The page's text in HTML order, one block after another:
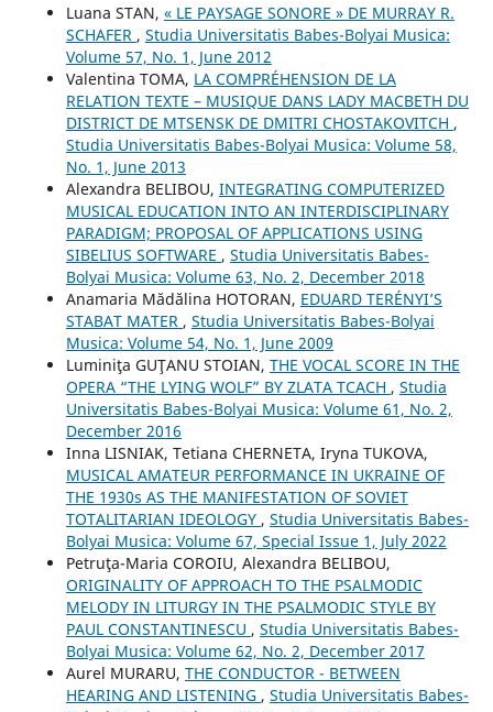
Luana STAN, « LE PAYSAGE SONORE » DE MURRAY R.
SCHAFER , Studia Universitatis Babes-Bolyai Musica:
Volume 57, No. 1, June 2012
Valentina TOMA, LA COMPRÉHENSION DE LA
RELATION TEXTE – MUSIQUE DANS LADY MACBETH DU
DISTRICT DE MTSENSK DE DMITRI CHOSTAKOVITCH ,
Studia Universitatis Babes-Bolyai Musica: Volume 58,
No. 1, June 2013
Alexandra BELIBOU, INTEGRATING COMPUTERIZED
MUSICAL EDUCATION INTO AN INTERDISCIPLINARY
PARADIGM; PROPOSAL OF APPLICATIONS USING
SIBELIUS SOFTWARE , Studia Universitatis Babes-
Bolyai Musica: Volume 63, No. 2, December 2018
Anamaria Mădălina HOTORAN, EDUARD TERÉNYI’S
STABAT MATER , Studia Universitatis Babes-Bolyai
Musica: Volume 54, No. 1, June 2009
Luminiţa GUŢANU STOIAN, THE VOCAL SCORE IN THE
OPERA “THE LYING WOLF” BY ZLATA TCACH , Studia
Universitatis Babes-Bolyai Musica: Volume 61, No. 2,
December 2016
Inna LISNIAK, Tetiana CHERNETA, Iryna TUKOVA,
MUSICAL AMATEUR PERFORMANCE IN UKRAINE OF
THE 1930s AS THE MANIFESTATION OF SOVIET
TOTALITARIAN IDEOLOGY , Studia Universitatis Babes-
Bolyai Musica: Volume 67, Special Issue 1, July 2022
Petruţa-Maria COROIU, Alexandra BELIBOU,
ORIGINALITY OF APPROACH TO THE PSALMODIC
MELODY IN LITURGY IN THE PSALMODIC STYLE BY
PAUL CONSTANTINESCU , Studia Universitatis Babes-
Bolyai Musica: Volume 62, No. 2, December 2017
Aurel MURARU, THE CONDUCTOR - BETWEEN
HEARING AND LISTENING , Studia Universitatis Babes-